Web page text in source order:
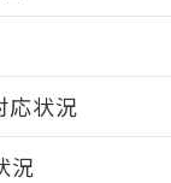
ます。
応状況
況